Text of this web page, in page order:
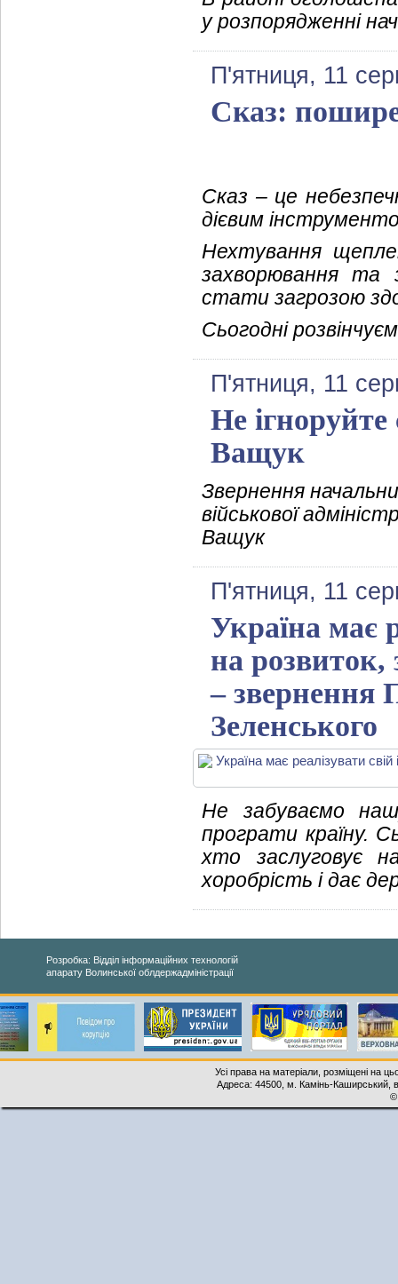
у розпорядженні
П'ятниця, 11
Сказ:
Cказ – це
дієвим
Нехтування
захворювання та
стати загрозою
Сьогодні
П'ятниця, 11
Не
Ващук
Звернення
військової
Ващук
П'ятниця, 11
Україна має
на розвиток,
– звернення
Зеленського
Не забуваємо
програти країну.
хто заслуговує
хоробрість і дає
Розробка: Відділ інформаційних технологій
апарату Волинської облдержадміністрації
Усі права на матеріали, розміщені на
Адреса: 44500, м. Камінь-Каширський,
©